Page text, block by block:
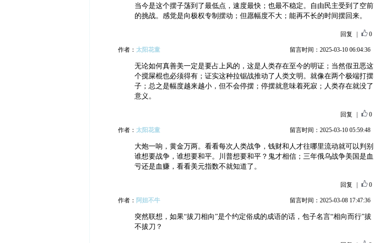
当今是这个摆子荡到了最低点，速度最快；也最不稳定。自由民主受到了空前
的挑战。感觉是向极权专制摆动；但愿幅度不大；能再不长的时间摆回来。
回复 0
作者： 太阳花童 留言时间：2025-03-10 06:04:36
无论如何真善美一定是要占上风的，这是人类存在至今的明证；当然假丑恶这
个搅屎棍也必须得有；证实这种拉锯战推动了人类文明。就像在两个极端打摆
子；总之是幅度越来越小，但不会停摆；停摆就意味着死寂；人类存在就没了
意义。
回复 0
作者： 太阳花童 留言时间：2025-03-10 05:59:48
大炮一响，黄金万两。看看每次人类战争，钱财和人才往哪里流动就可以判别
谁想要战争，谁想要和平。川普想要和平？鬼才相信；三年俄乌战争美国是血
亏还是血赚，看看美元指数不就知道了。
回复 0
作者： 阿妞不牛 留言时间：2025-03-08 17:47:36
突然联想，如果“拔刀相向”是个约定俗成的成语的话，包子名言“相向而行”拔
不拔刀？